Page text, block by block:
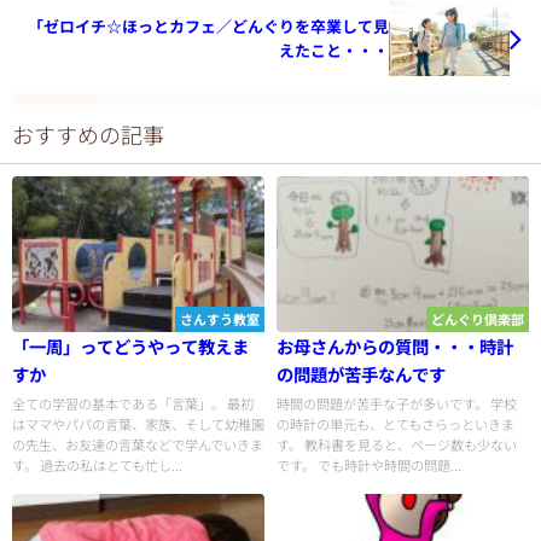
「ゼロイチ☆ほっとカフェ／どんぐりを卒業して見
えたこと・・・
おすすめの記事
さんすう教室
「一周」ってどうやって教えま
すか
全ての学習の基本である「言葉」。 最初
はママやパパの言葉、家族、そして幼稚園
の先生、お友達の言葉などで学んでいきま
す。 過去の私はとても忙し...
どんぐり倶楽部
お母さんからの質問・・・時計
の問題が苦手なんです
時間の問題が苦手な子が多いです。 学校
の時計の単元も、とてもさらっといきま
す。 教科書を見ると、ページ数も少ない
です。 でも時計や時間の問題...